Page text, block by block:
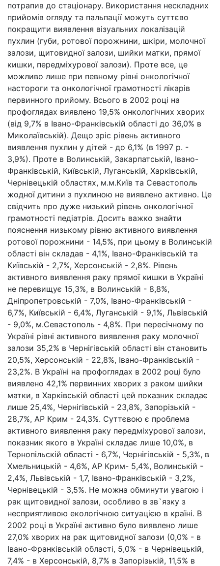
потрапив до стаціонару. Використання нескладних
прийомів огляду та пальпації можуть суттєво
покращити виявлення візуальних локалізацій
пухлин (губи, ротової порожнини, шкіри, молочної
залози, щитовидної залози, шийки матки, прямої
кишки, передміхурової залози). Проте все, це
можливо лише при певному рівні онкологічної
настороги та онкологічної грамотності лікарів
первинного прийому. Всього в 2002 році на
профоглядах виявлено 19,5% онкологічних хворих
(від 9,7% в Івано-Франківській області до 36,0% в
Миколаївській). Дещо зріс рівень активного
виявлення пухлин у дітей - до 6,1% (в 1997 р. -
3,9%). Проте в Волинській, Закарпатській, Івано-
Франківській, Київській, Луганській, Харківській,
Чернівецькій областях, м.м.Київ та Севастополь
жодної дитини з пухлиною не виявлено активно. Це
свідчить про дуже низький рівень онкологічної
грамотності педіатрів. Досить важко знайти
пояснення низькому рівню активного виявлення
ротової порожнини - 14,5%, при цьому в Волинській
області він складав - 4,1%, Івано-Франківській та
Київській - 2,7%, Херсонській - 2,8%. Рівень
активного виявлення раку прямої кишки в Україні
не перевищує 15,3%, в Волинській - 8,8%,
Дніпропетровській - 7,0%, Івано-Франківській -
6,7%, Київській - 6,4%, Луганській - 9,1%, Львівській
- 9,0%, м.Севастополь - 4,8%. При пересічному по
Україні рівні активного виявлення раку молочної
залози 35,2% в Чернігівській області він становить
20,5%, Херсонській - 22,8%, Івано-Франківській -
23,2%. В Україні на профоглядах в 2002 році було
виявлено 42,1% первинних хворих з раком шийки
матки, в Харківській області цей показник складає
лише 25,4%, Чернігівській - 23,8%, Запорізькій -
28,7%, АР Крим - 24,3%. Суттєвою є проблема
активного виявлення раку передміхурової залози,
показник якого в Україні складає лише 10,0%, в
Тернопільскій області - 6,7%, Чернігівській - 5,3%, в
Хмельницькій - 4,6%, АР Крим- 5,4%, Волинській -
2,4%, Львівській - 1,7, Івано-Франківській - 3,2%,
Чернівецькій - 3,5%. Не можна обминути увагою і
рак щитовидної залози, особливо в зв`язку з
несприятливою екологічною ситуацією в країні. В
2002 році в Україні активно було виявлено лише
27,0% хворих на рак щитовидної залози (0,0% - в
Івано-Франківській області, 5,0% - в Чернівецькій,
7,4% - в Херсонській, 8,7% в Запорізькій, 11,5% в